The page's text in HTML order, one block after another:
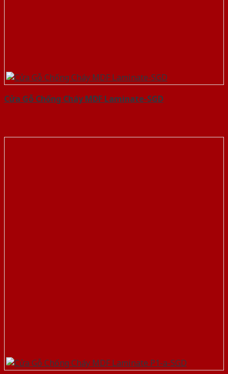
Cửa Gỗ Chống Cháy MDF Laminate-SGD